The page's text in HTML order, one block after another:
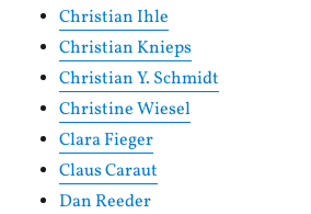
Christian Ihle
Christian Knieps
Christian Y. Schmidt
Christine Wiesel
Clara Fieger
Claus Caraut
Dan Reeder